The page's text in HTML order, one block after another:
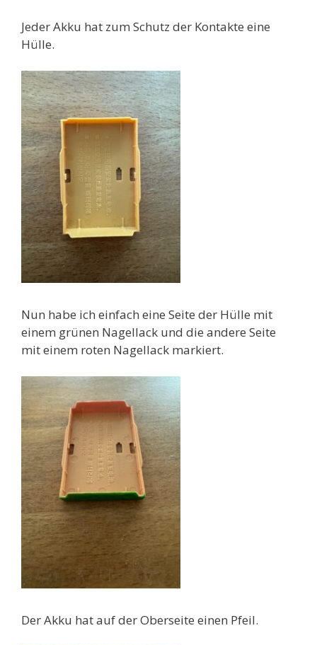
Jeder Akku hat zum Schutz der Kontakte eine
Hülle.
Nun habe ich einfach eine Seite der Hülle mit
einem grünen Nagellack und die andere Seite
mit einem roten Nagellack markiert.
Der Akku hat auf der Oberseite einen Pfeil.